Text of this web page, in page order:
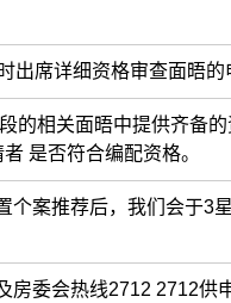
出席详细资格审查面晤的
的相关面晤中提供齐备
是否符合编配资格。
个案推荐后，我们会于3
房委会热线2712 2712供